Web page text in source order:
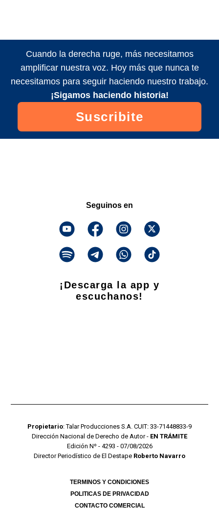
Cuando la derecha ruge, más necesitamos
amplificar nuestra voz. Hoy más que nunca te
necesitamos para seguir haciendo nuestro trabajo.
¡Sigamos haciendo historia!
Suscribite
Seguinos en
¡Descarga la app y
escuchanos!
Propietario: Talar Producciones S.A. CUIT: 33-71448833-9
Dirección Nacional de Derecho de Autor - EN TRÁMITE
Edición Nº - 4293 - 07/08/2026
Director Periodístico de El Destape Roberto Navarro
TERMINOS Y CONDICIONES
POLITICAS DE PRIVACIDAD
CONTACTO COMERCIAL